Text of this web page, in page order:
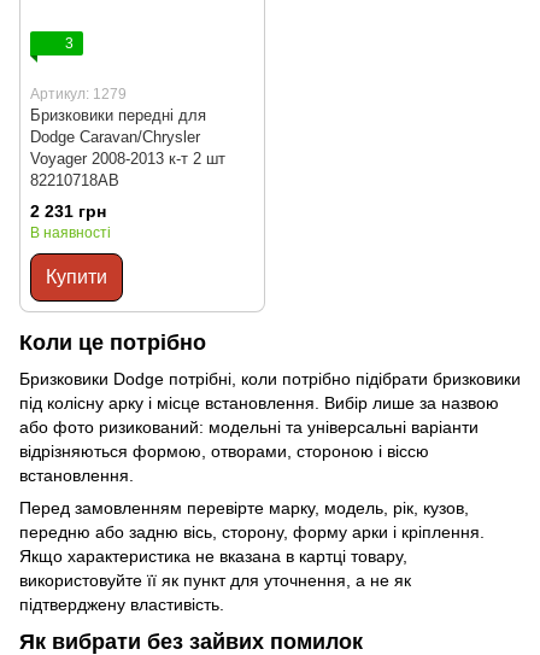
3
Артикул: 1279
Бризковики передні для
Dodge Caravan/Chrysler
Voyager 2008-2013 к-т 2 шт
82210718AB
2 231 грн
В наявності
Купити
Коли це потрібно
Бризковики Dodge потрібні, коли потрібно підібрати бризковики
під колісну арку і місце встановлення. Вибір лише за назвою
або фото ризикований: модельні та універсальні варіанти
відрізняються формою, отворами, стороною і віссю
встановлення.
Перед замовленням перевірте марку, модель, рік, кузов,
передню або задню вісь, сторону, форму арки і кріплення.
Якщо характеристика не вказана в картці товару,
використовуйте її як пункт для уточнення, а не як
підтверджену властивість.
Як вибрати без зайвих помилок